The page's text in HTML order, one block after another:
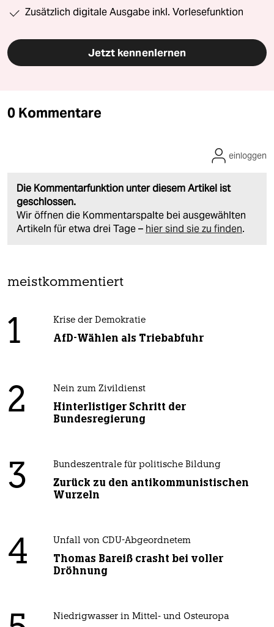
Zusätzlich digitale Ausgabe inkl. Vorlesefunktion
Jetzt kennenlernen
0 Kommentare
Die Kommentarfunktion unter diesem Artikel ist
geschlossen.
Wir öffnen die Kommentarspalte bei ausgewählten
Artikeln für etwa drei Tage – hier sind sie zu finden.
einloggen
meistkommentiert
1 Krise der Demokratie
AfD-Wählen als Triebabfuhr
2 Nein zum Zivildienst
Hinterlistiger Schritt der
Bundesregierung
3 Bundeszentrale für politische Bildung
Zurück zu den antikommunistischen
Wurzeln
4 Unfall von CDU-Abgeordnetem
Thomas Bareiß crasht bei voller
Dröhnung
Niedrigwasser in Mittel- und Osteuropa